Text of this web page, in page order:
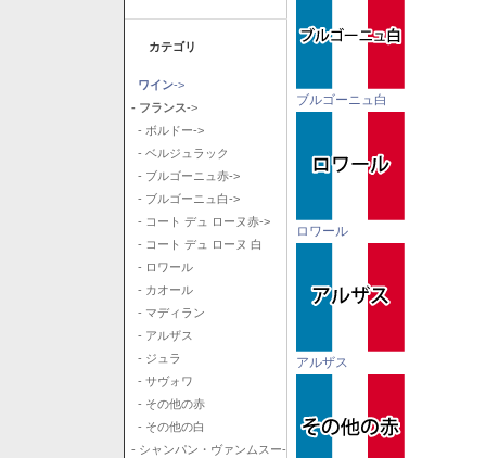
カテゴリ
ワイン->
- フランス->
- ボルドー->
- ベルジュラック
- ブルゴーニュ赤->
- ブルゴーニュ白->
- コート デュ ローヌ赤->
- コート デュ ローヌ 白
- ロワール
- カオール
- マディラン
- アルザス
- ジュラ
- サヴォワ
- その他の赤
- その他の白
- シャンパン・ヴァンムスー-
ブルゴーニュ白
ロワール
アルザス